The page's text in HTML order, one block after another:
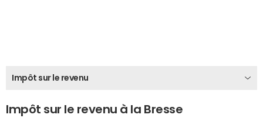
Impôt sur le revenu
Impôt sur le revenu à la Bresse